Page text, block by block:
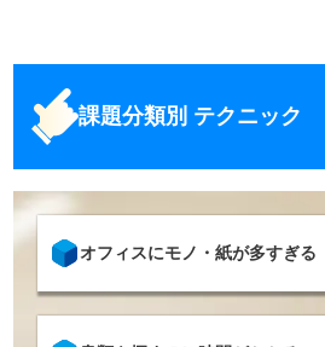
課題分類別 テクニック
オフィスにモノ・紙が多すぎる